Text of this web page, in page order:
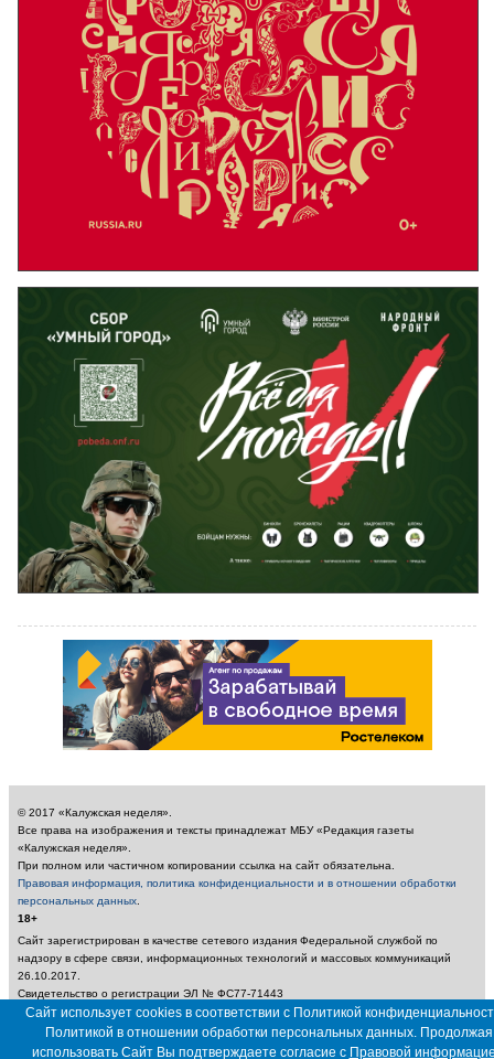
© 2017 «Калужская неделя».
Все права на изображения и тексты принадлежат МБУ «Редакция газеты
«Калужская неделя».
При полном или частичном копировании ссылка на сайт обязательна.
Правовая информация, политика конфиденциальности и в отношении обработки
персональных данных
18+
Сайт зарегистрирован в качестве сетевого издания Федеральной службой по
надзору в сфере связи, информационных технологий и массовых коммуникаций
26.10.2017.
Свидетельство о регистрации ЭЛ № ФС77-71443
Учредитель: Муниципальное бюджетное учреждение «Редакция газеты «Калужская
неделя»
Главный редактор: Амбарцумян А. Ю. / Электронный адрес редакции:
Сайт использует cookies в соответствии с Политикой
Политикой в отношении обработки персональных данных. Продолжая
использовать Сайт Вы подтверждаете согласие с Правовой